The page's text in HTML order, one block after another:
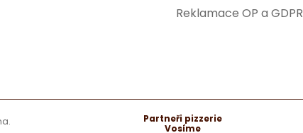
Reklamace OP a GDPR
Partneři pizzerie
Vosíme